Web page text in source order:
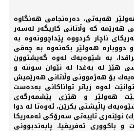
هەیەتی، دەرەنجامی هەنگاوە
هەرێمە كە وڵاتانی كاریگەر لەسەر
ناچار كردووە پێداچوونەوە بە
دووبارە هەولێر بكەنەوە بە چەقی
بە شێوەیەك لەوە گەیشتوون
هێز لە بەغدا لە نێوان سوننە و
بۆ هەژموونی وڵاتانی هەرێمیش
لەوە زیاتر تواناكانی بەدەست
هەولێر و هێزی پێشمەرگەی
پاڵپشتی بكرێن، ئەوەتا لە دوا
نوێنەری تایبەتی سەرۆكی ئەمەریكا
و باكووری ئەفریقیا، پابەندبوونی